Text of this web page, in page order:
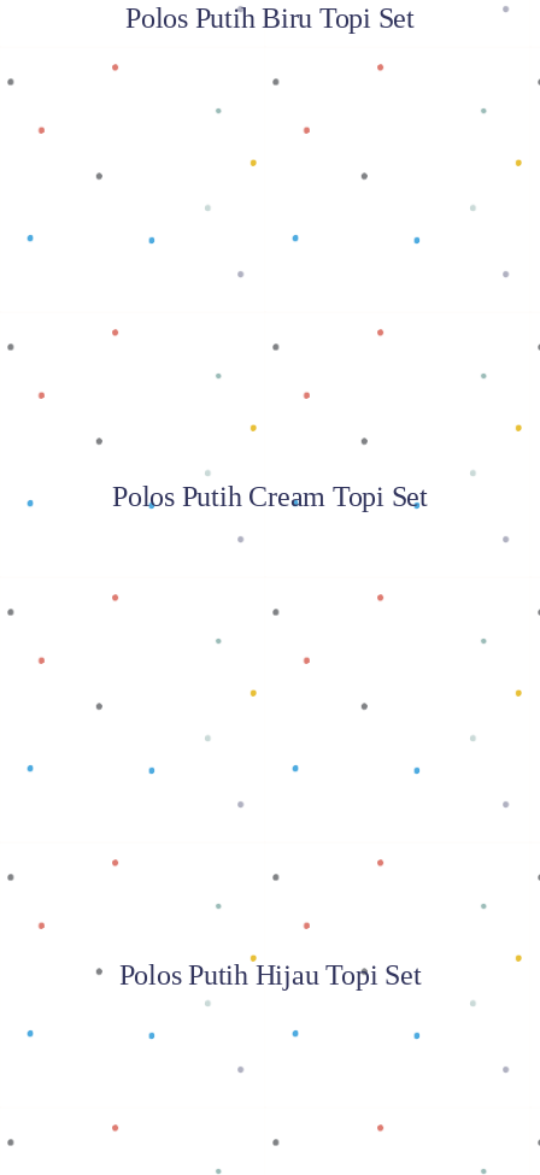
Polos Putih Biru Topi Set
Baca selengkapnya
Polos Putih Cream Topi Set
Baca selengkapnya
Polos Putih Hijau Topi Set